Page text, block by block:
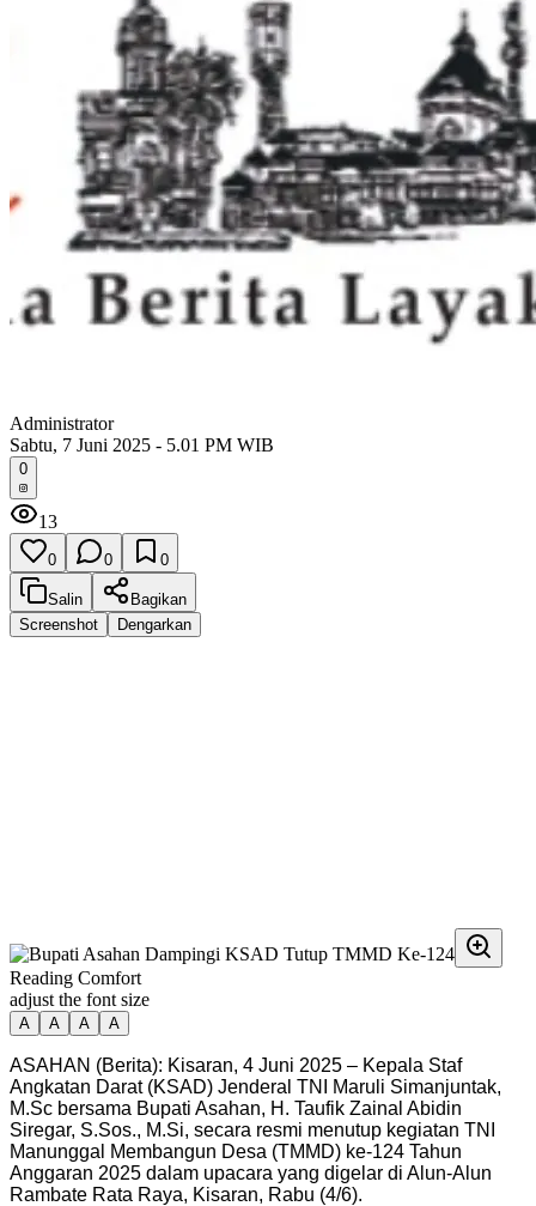
Administrator
Sabtu, 7 Juni 2025 - 5.01 PM WIB
0
13
0 0 0
Salin
Bagikan
Screenshot
Dengarkan
Reading Comfort
adjust the font size
A A A A
ASAHAN (Berita): Kisaran, 4 Juni 2025 – Kepala Staf
Angkatan Darat (KSAD) Jenderal TNI Maruli Simanjuntak,
M.Sc bersama Bupati Asahan, H. Taufik Zainal Abidin
Siregar, S.Sos., M.Si, secara resmi menutup kegiatan TNI
Manunggal Membangun Desa (TMMD) ke-124 Tahun
Anggaran 2025 dalam upacara yang digelar di Alun-Alun
Rambate Rata Raya, Kisaran, Rabu (4/6).